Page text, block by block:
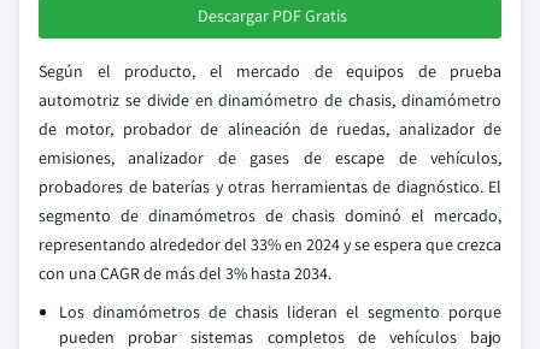
Descargar PDF Gratis
Según el producto, el mercado de equipos de prueba
automotriz se divide en dinamómetro de chasis, dinamómetro
de motor, probador de alineación de ruedas, analizador de
emisiones, analizador de gases de escape de vehículos,
probadores de baterías y otras herramientas de diagnóstico. El
segmento de dinamómetros de chasis dominó el mercado,
representando alrededor del 33% en 2024 y se espera que crezca
con una CAGR de más del 3% hasta 2034.
Los dinamómetros de chasis lideran el segmento porque
pueden probar sistemas completos de vehículos bajo